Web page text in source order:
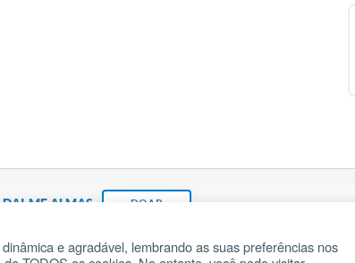
DAI-ME ALMAS DOAR
e agradável, lembrando as suas preferências nos